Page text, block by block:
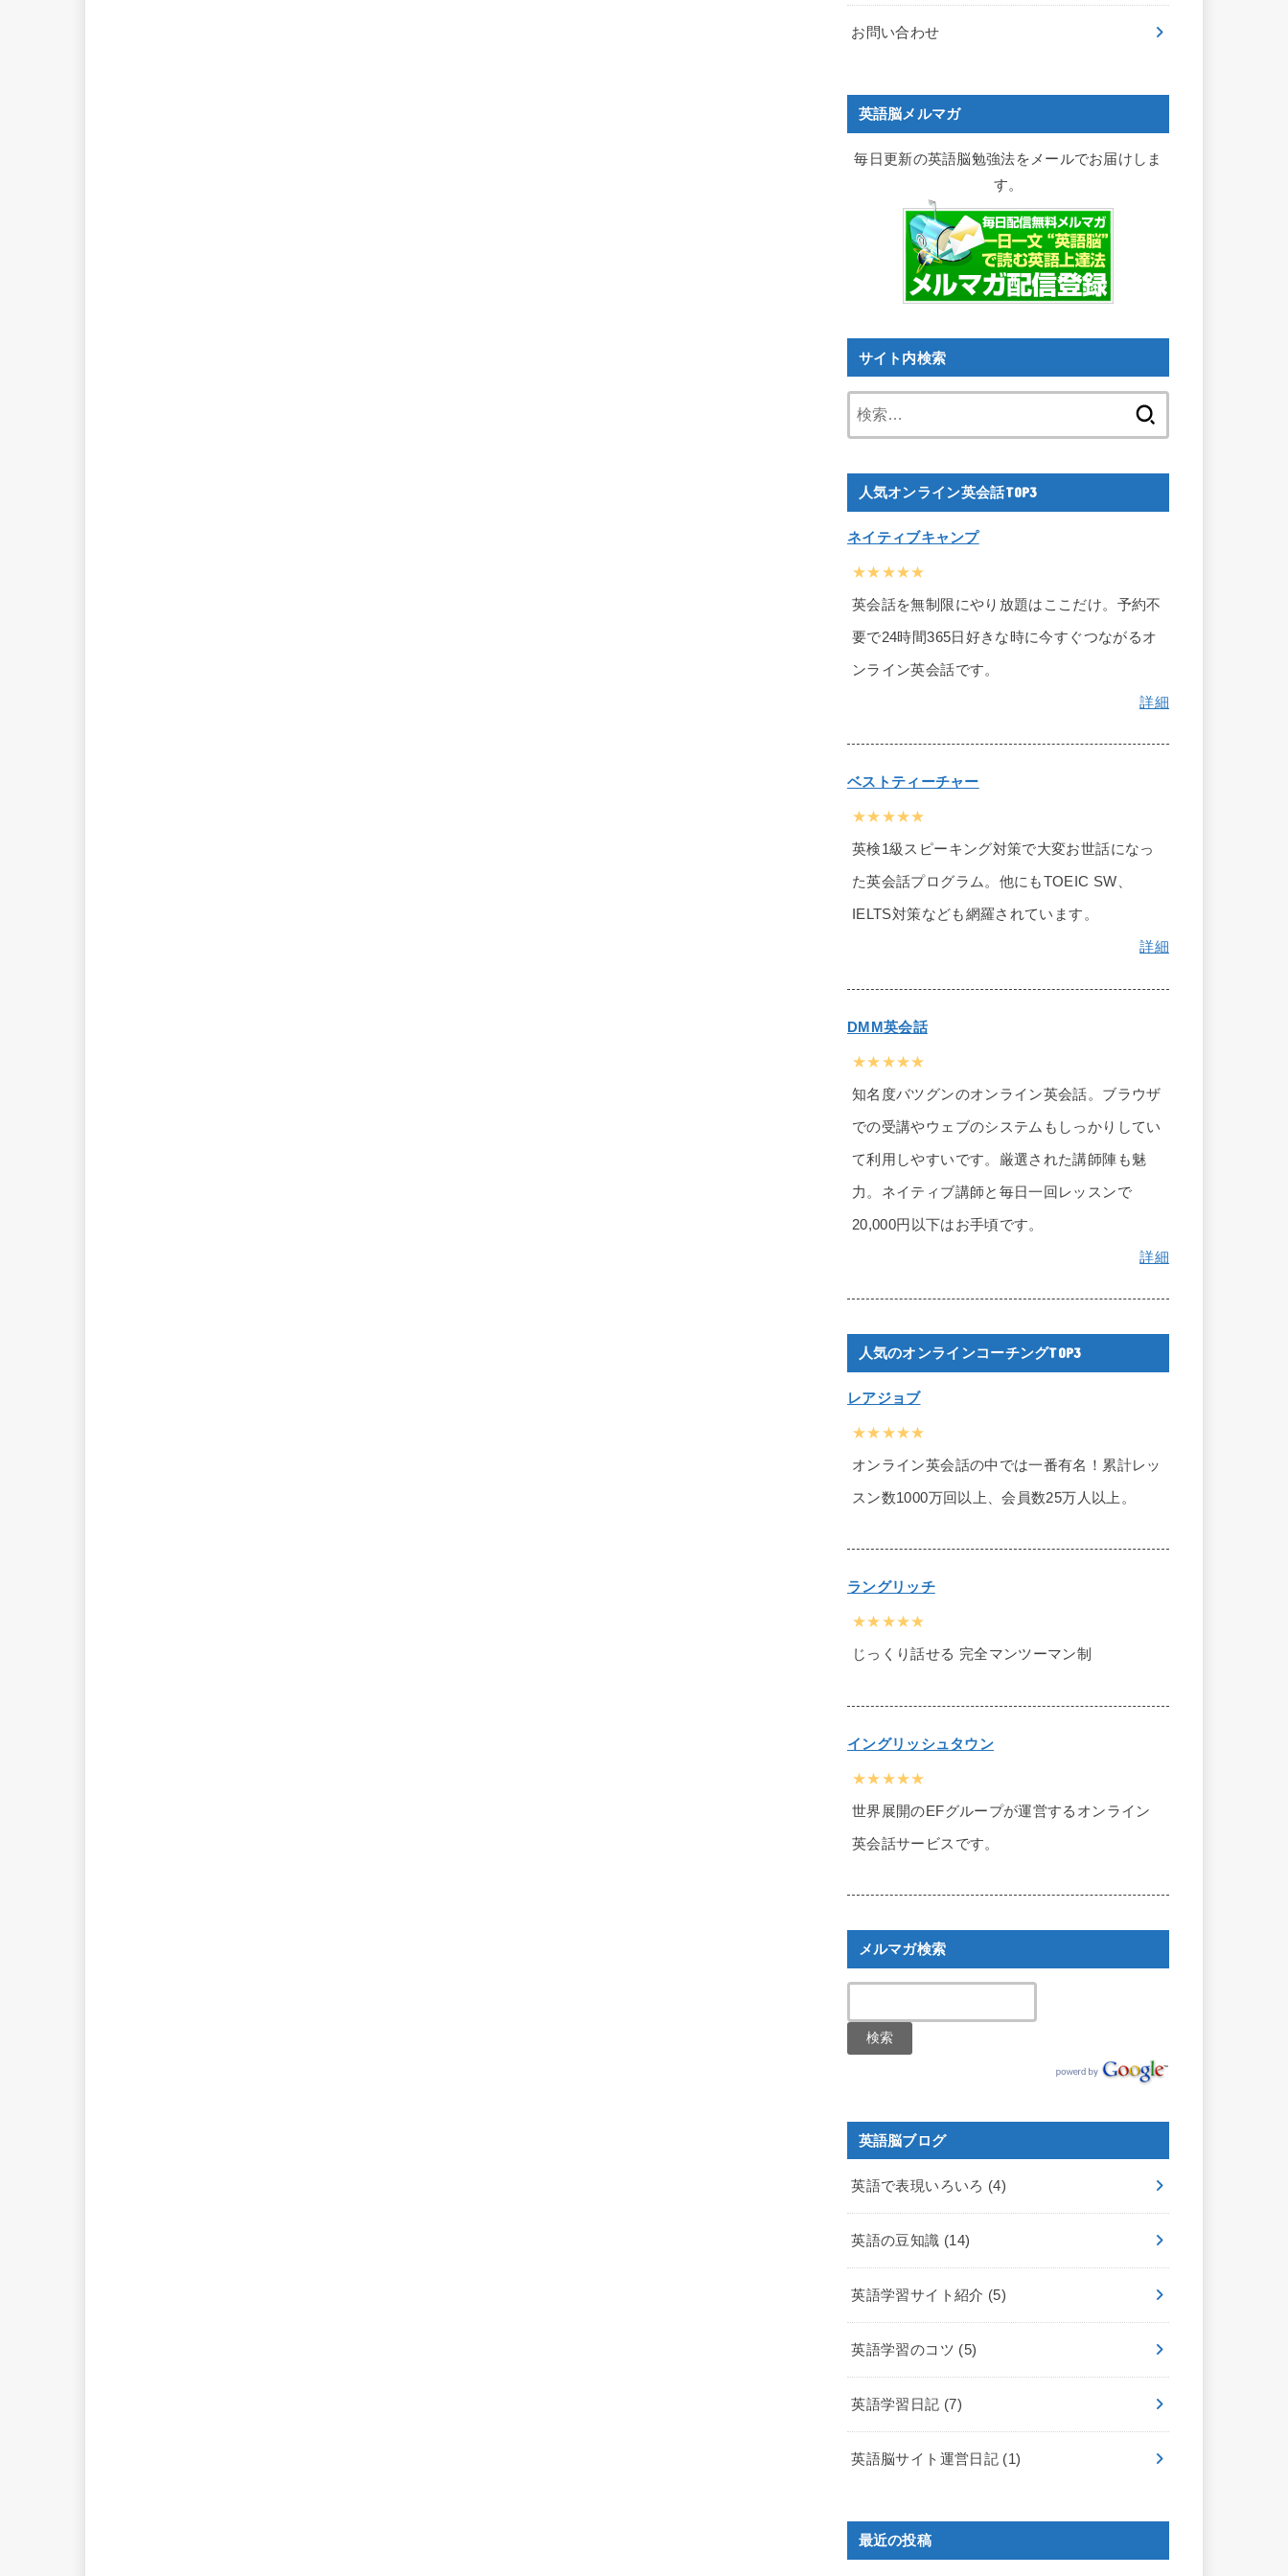
お問い合わせ
英語脳メルマガ
毎日更新の英語脳勉強法をメールでお届けしま
す。
サイト内検索
人気オンライン英会話TOP3
ネイティブキャンプ
★★★★★
英会話を無制限にやり放題はここだけ。予約不
要で24時間365日好きな時に今すぐつながるオ
ンライン英会話です。
詳細
ベストティーチャー
★★★★★
英検1級スピーキング対策で大変お世話になっ
た英会話プログラム。他にもTOEIC SW、
IELTS対策なども網羅されています。
詳細
DMM英会話
★★★★★
知名度バツグンのオンライン英会話。ブラウザ
での受講やウェブのシステムもしっかりしてい
て利用しやすいです。厳選された講師陣も魅
力。ネイティブ講師と毎日一回レッスンで
20,000円以下はお手頃です。
詳細
人気のオンラインコーチングTOP3
レアジョブ
★★★★★
オンライン英会話の中では一番有名！累計レッ
スン数1000万回以上、会員数25万人以上。
ラングリッチ
★★★★★
じっくり話せる 完全マンツーマン制
イングリッシュタウン
★★★★★
世界展開のEFグループが運営するオンライン
英会話サービスです。
メルマガ検索
英語脳ブログ
英語で表現いろいろ (4)
英語の豆知識 (14)
英語学習サイト紹介 (5)
英語学習のコツ (5)
英語学習日記 (7)
英語脳サイト運営日記 (1)
最近の投稿